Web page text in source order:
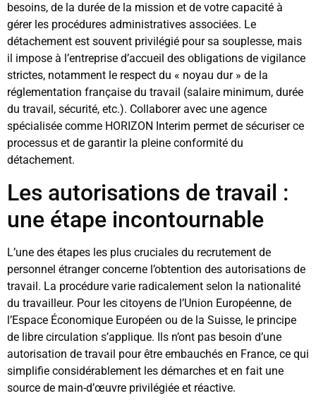
besoins, de la durée de la mission et de votre capacité à
gérer les procédures administratives associées. Le
détachement est souvent privilégié pour sa souplesse, mais
il impose à l’entreprise d’accueil des obligations de vigilance
strictes, notamment le respect du « noyau dur » de la
réglementation française du travail (salaire minimum, durée
du travail, sécurité, etc.). Collaborer avec une agence
spécialisée comme HORIZON Interim permet de sécuriser ce
processus et de garantir la pleine conformité du
détachement.
Les autorisations de travail :
une étape incontournable
L’une des étapes les plus cruciales du recrutement de
personnel étranger concerne l’obtention des autorisations de
travail. La procédure varie radicalement selon la nationalité
du travailleur. Pour les citoyens de l’Union Européenne, de
l’Espace Économique Européen ou de la Suisse, le principe
de libre circulation s’applique. Ils n’ont pas besoin d’une
autorisation de travail pour être embauchés en France, ce qui
simplifie considérablement les démarches et en fait une
source de main-d’œuvre privilégiée et réactive.